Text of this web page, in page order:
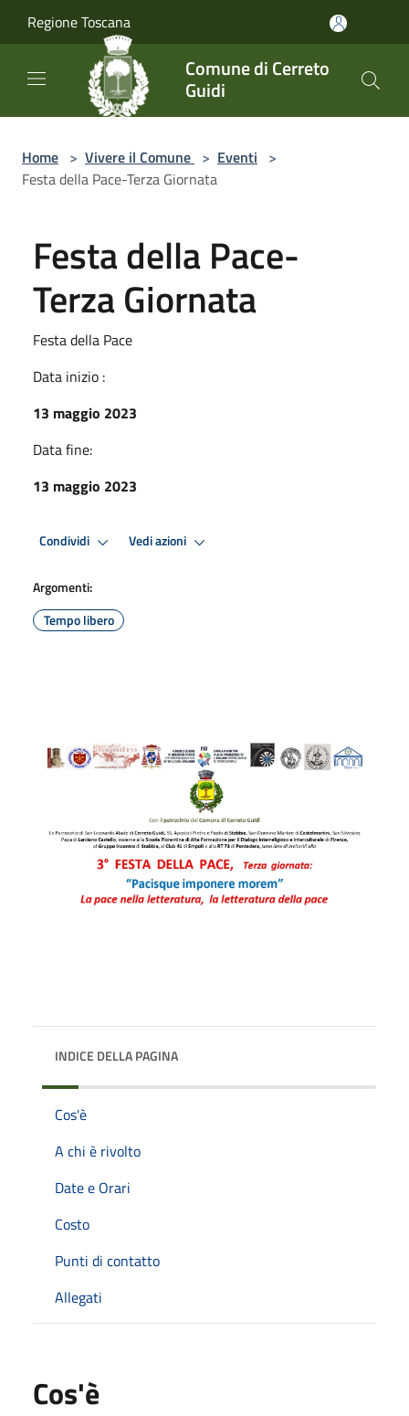
Regione Toscana
Comune di Cerreto
Guidi
Home > Vivere il Comune > Eventi >
Festa della Pace-Terza Giornata
Festa della Pace-
Terza Giornata
Festa della Pace
Data inizio :
13 maggio 2023
Data fine:
13 maggio 2023
Condividi Vedi azioni
Argomenti:
Tempo libero
INDICE DELLA PAGINA
Cos'è
A chi è rivolto
Date e Orari
Costo
Punti di contatto
Allegati
Cos'è